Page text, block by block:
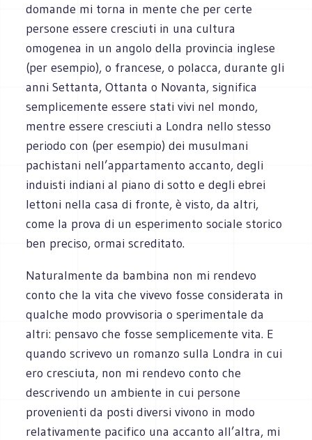
domande mi torna in mente che per certe
persone essere cresciuti in una cultura
omogenea in un angolo della provincia inglese
(per esempio), o francese, o polacca, durante gli
anni Settanta, Ottanta o Novanta, significa
semplicemente essere stati vivi nel mondo,
mentre essere cresciuti a Londra nello stesso
periodo con (per esempio) dei musulmani
pachistani nell’appartamento accanto, degli
induisti indiani al piano di sotto e degli ebrei
lettoni nella casa di fronte, è visto, da altri,
come la prova di un esperimento sociale storico
ben preciso, ormai screditato.
Naturalmente da bambina non mi rendevo
conto che la vita che vivevo fosse considerata in
qualche modo provvisoria o sperimentale da
altri: pensavo che fosse semplicemente vita. E
quando scrivevo un romanzo sulla Londra in cui
ero cresciuta, non mi rendevo conto che
descrivendo un ambiente in cui persone
provenienti da posti diversi vivono in modo
relativamente pacifico una accanto all’altra, mi